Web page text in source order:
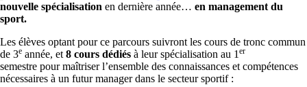
nouvelle spécialisation en dernière année… en management du
sport.
Les élèves optant pour ce parcours suivront les cours de tronc commun
de 3e année, et 8 cours dédiés à leur spécialisation au 1 er
semestre pour maîtriser l’ensemble des connaissances et compétences
nécessaires à un futur manager dans le secteur sportif :